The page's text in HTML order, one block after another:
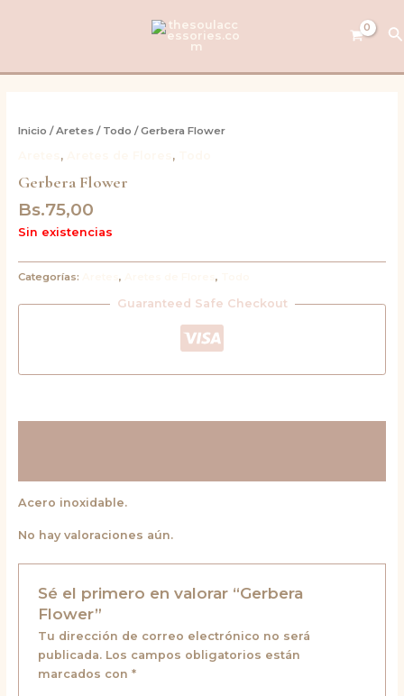
Inicio /Aretes/ Todo / Gerbera Flower
, ,
Gerbera Flower
Bs.75,00
Sin existencias
Categorías: , ,
Guaranteed Safe Checkout
Acero inoxidable.
No hay valoraciones aún.
Sé el primero en valorar “Gerbera
Flower”
Tu dirección de correo electrónico no será
publicada. Los campos obligatorios están
marcados con *